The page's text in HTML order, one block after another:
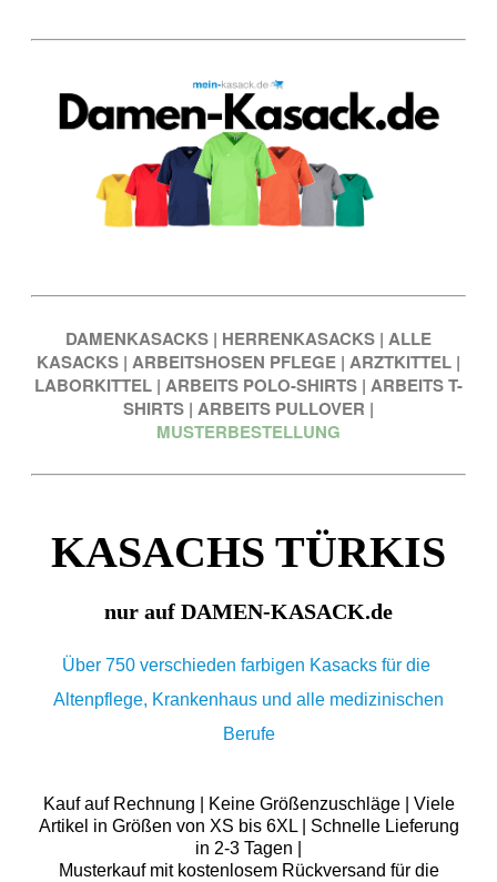
DAMENKASACKS | HERRENKASACKS | ALLE
KASACKS | ARBEITSHOSEN PFLEGE | ARZTKITTEL |
LABORKITTEL | ARBEITS POLO-SHIRTS | ARBEITS T-
SHIRTS | ARBEITS PULLOVER |
MUSTERBESTELLUNG
KASACHS TÜRKIS
nur auf DAMEN-KASACK.de
Über 750 verschieden farbigen Kasacks für die
Altenpflege, Krankenhaus und alle medizinischen
Berufe
Kauf auf Rechnung | Keine Größenzuschläge | Viele
Artikel in Größen von XS bis 6XL | Schnelle Lieferung
in 2-3 Tagen |
Musterkauf mit kostenlosem Rückversand für die